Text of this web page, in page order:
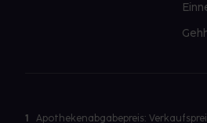
1
Apothekenabgabepreis: